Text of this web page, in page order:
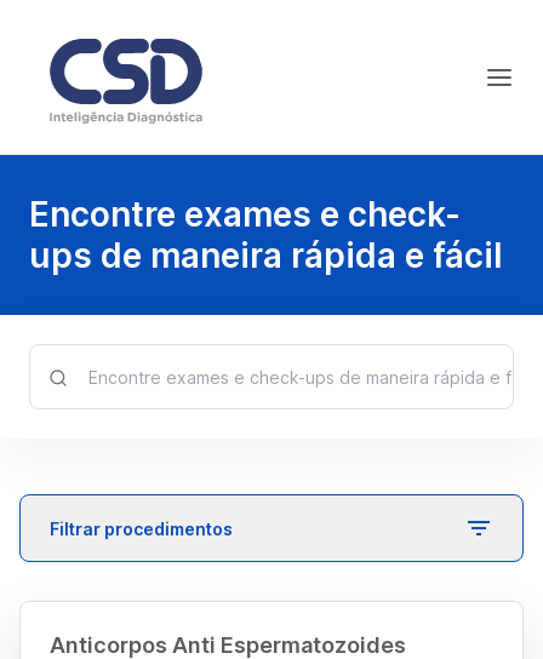
Encontre exames e check-
ups de maneira rápida e fácil
Filtrar procedimentos
Anticorpos Anti Espermatozoides